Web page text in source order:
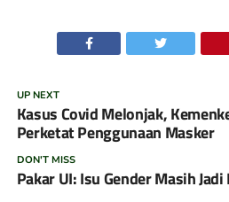
UP NEXT
Kasus Covid Melonjak,
Perketat Penggunaan Masker
DON'T MISS
Pakar UI: Isu Gender Masih